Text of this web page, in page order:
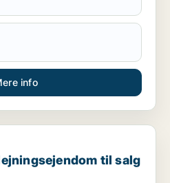
info
til salg i Storkøbenhavn
til salg